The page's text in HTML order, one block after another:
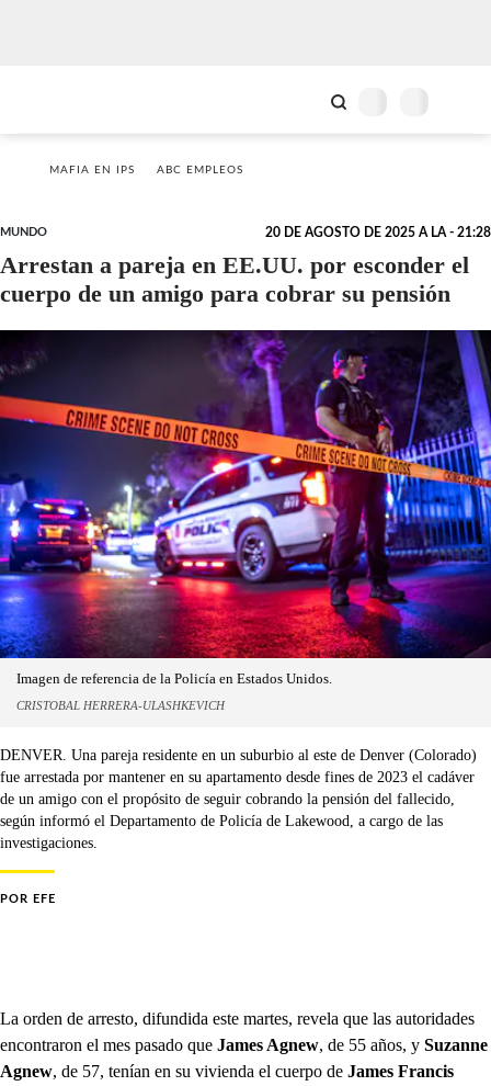
MAFIA EN IPS ABC EMPLEOS
MUNDO 20 DE AGOSTO DE 2025 A LA - 21:28
Arrestan a pareja en EE.UU. por esconder el
cuerpo de un amigo para cobrar su pensión
Imagen de referencia de la Policía en Estados Unidos.
CRISTOBAL HERRERA-ULASHKEVICH
DENVER. Una pareja residente en un suburbio al este de Denver (Colorado)
fue arrestada por mantener en su apartamento desde fines de 2023 el cadáver
de un amigo con el propósito de seguir cobrando la pensión del fallecido,
según informó el Departamento de Policía de Lakewood, a cargo de las
investigaciones.
POR EFE
La orden de arresto, difundida este martes, revela que las autoridades
encontraron el mes pasado que James Agnew, de 55 años, y Suzanne
Agnew, de 57, tenían en su vivienda el cuerpo de James Francis